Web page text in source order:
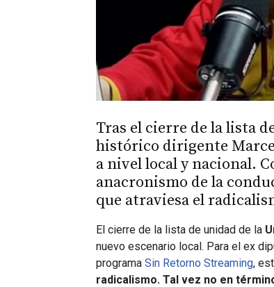
Tras el cierre de la lista
histórico dirigente
a nivel local y nacional.
anacronismo de la
que atraviesa el
El cierre de la lista de unidad de la
nuevo escenario local. Para el ex
programa Sin Retorno Streaming,
radicalismo. Tal vez no en